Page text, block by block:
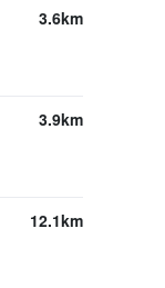
3.6km
3.9km
12.1km